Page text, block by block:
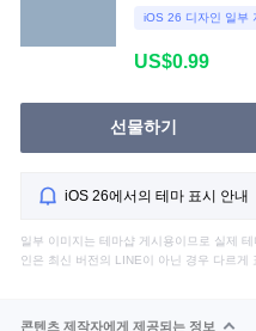
iOS 26 디자인 일부
US$0.99
선물하기
iOS 26에서의 테마 표시 안내
일부 이미지는 테마샵 게시용이므로 실제
인은 최신 버전의 LINE이 아닌 경우 다르게
콘텐츠 제작자에게 제공되는 정보